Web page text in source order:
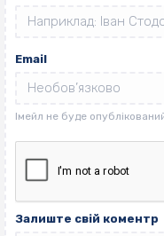
Email
Залиште свій коментр